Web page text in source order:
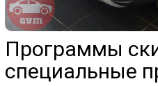
Программы
специальные